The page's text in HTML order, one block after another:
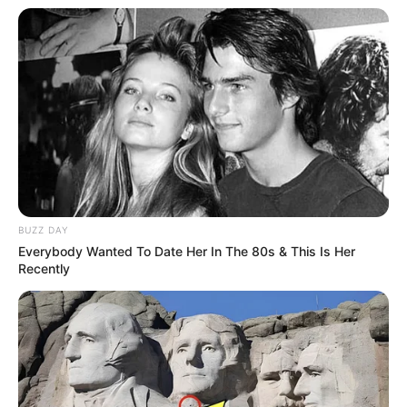
verpflichtet. Gezeigt werden daher Entwürfe und
Arbeiten aus den Bereichen Kunst, Design und
Architektur. Informationen unterwww.hnbm.de.
Eingetragen von HNBM.
Baumberger-Sandstein-Museum - Mehr als nur tote
Steine - das Sandsteinmuseum in Havixbeck.
Hätten Sie geahnt, zu welchem Beruf im
Münsterland ein Liter Schnaps pro Tag und Mann
gehörte? Können Sie sich vorstellen, wozu ein
Bildhauer im 18. Jahrhundert einen Wagenheber
mittelalterliche Sandsteinfigur mit einem Holzbein
begeistern, um das Baumberger-Sandstein-Museum
interessant zu finden. Alles in diesem Museum dreht
sich rund um den sehr kalkhaltigen und weichen
Sandstein, der seit über 1000 Jahren im
Münsterland abgebaut wird. Das feinkörnige
BUZZ DAY
Everybody Wanted To Date Her In The 80s & This Is Her
Recently